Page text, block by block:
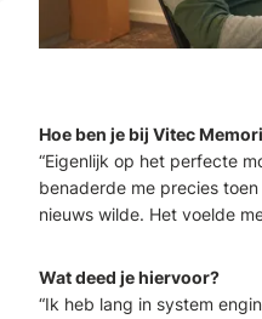
Hoe ben je bij Vitec
“Eigenlijk op het perfecte
benaderde me precies
nieuws wilde. Het voelde
Wat deed je hiervoor?
“Ik heb lang in system